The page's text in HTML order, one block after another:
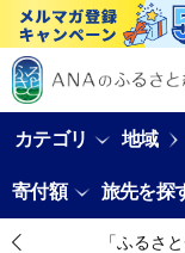
カテゴリ 地域
寄付額 旅先を探
「ふるさ